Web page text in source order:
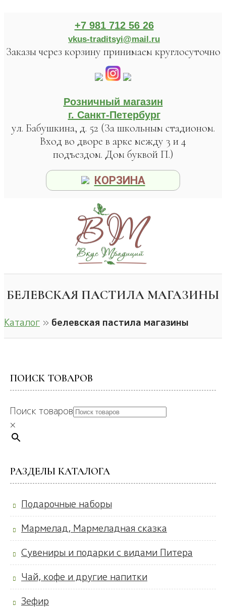
+7 981 712 56 26
vkus-traditsyi@mail.ru
Заказы через корзину принимаем круглосуточно
Розничный магазин
г. Санкт-Петербург
ул. Бабушкина, д. 52 (За школьным стадионом.
Вход во дворе в арке между 3 и 4
подъездом. Дом буквой П.)
КОРЗИНА
БЕЛЕВСКАЯ ПАСТИЛА МАГАЗИНЫ
Каталог » белевская пастила магазины
ПОИСК ТОВАРОВ
Поиск товаров
×
РАЗДЕЛЫ КАТАЛОГА
Подарочные наборы
Мармелад, Мармеладная сказка
Сувениры и подарки с видами Питера
Чай, кофе и другие напитки
Зефир